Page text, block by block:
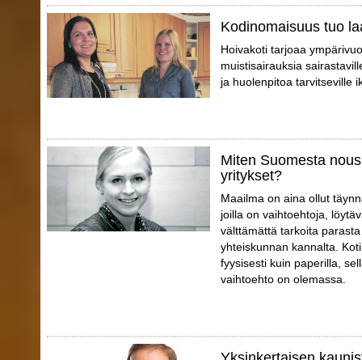
Kodinomaisuus tuo
Hoivakoti tarjoaa
muistisairauksia
ja huolenpitoa tarvitseville
Miten Suomesta
yritykset?
Maailma on aina ollut
joilla on vaihtoehtoja,
välttämättä tarkoita
yhteiskunnan kannalta.
fyysisesti kuin paperilla,
vaihtoehto on olemassa.